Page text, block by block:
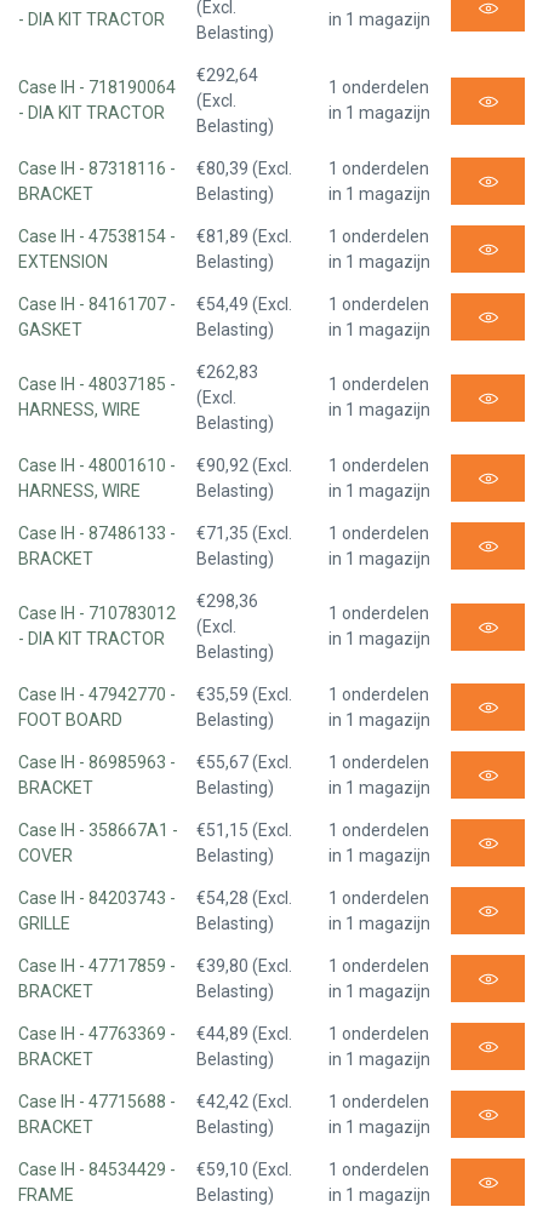
- DIA KIT TRACTOR
(Excl.
Belasting)
in 1 magazijn
Case IH - 718190064
- DIA KIT TRACTOR
€292,64
(Excl.
Belasting)
1 onderdelen
in 1 magazijn
Case IH - 87318116 -
BRACKET
€80,39 (Excl.
Belasting)
1 onderdelen
in 1 magazijn
Case IH - 47538154 -
EXTENSION
€81,89 (Excl.
Belasting)
1 onderdelen
in 1 magazijn
Case IH - 84161707 -
GASKET
€54,49 (Excl.
Belasting)
1 onderdelen
in 1 magazijn
Case IH - 48037185 -
HARNESS, WIRE
€262,83
(Excl.
Belasting)
1 onderdelen
in 1 magazijn
Case IH - 48001610 -
HARNESS, WIRE
€90,92 (Excl.
Belasting)
1 onderdelen
in 1 magazijn
Case IH - 87486133 -
BRACKET
€71,35 (Excl.
Belasting)
1 onderdelen
in 1 magazijn
Case IH - 710783012
- DIA KIT TRACTOR
€298,36
(Excl.
Belasting)
1 onderdelen
in 1 magazijn
Case IH - 47942770 -
FOOT BOARD
€35,59 (Excl.
Belasting)
1 onderdelen
in 1 magazijn
Case IH - 86985963 -
BRACKET
€55,67 (Excl.
Belasting)
1 onderdelen
in 1 magazijn
Case IH - 358667A1 -
COVER
€51,15 (Excl.
Belasting)
1 onderdelen
in 1 magazijn
Case IH - 84203743 -
GRILLE
€54,28 (Excl.
Belasting)
1 onderdelen
in 1 magazijn
Case IH - 47717859 -
BRACKET
€39,80 (Excl.
Belasting)
1 onderdelen
in 1 magazijn
Case IH - 47763369 -
BRACKET
€44,89 (Excl.
Belasting)
1 onderdelen
in 1 magazijn
Case IH - 47715688 -
BRACKET
€42,42 (Excl.
Belasting)
1 onderdelen
in 1 magazijn
Case IH - 84534429 -
FRAME
€59,10 (Excl.
Belasting)
1 onderdelen
in 1 magazijn